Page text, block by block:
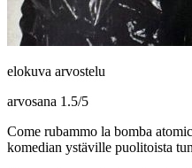
elokuva arvostelu
arvosana 1.5/5
Come rubammo la bomba
komedian ystäville puolitoista